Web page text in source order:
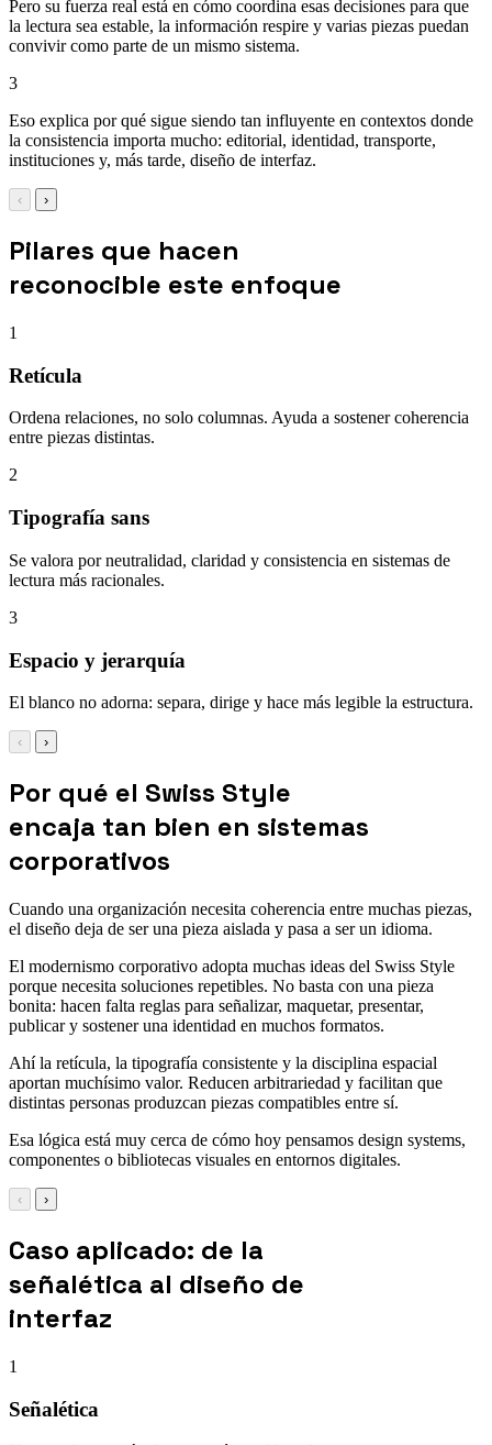
Pero su fuerza real está en cómo coordina esas decisiones para que
la lectura sea estable, la información respire y varias piezas puedan
convivir como parte de un mismo sistema.
3
Eso explica por qué sigue siendo tan influyente en contextos donde
la consistencia importa mucho: editorial, identidad, transporte,
instituciones y, más tarde, diseño de interfaz.
‹ ›
Pilares que hacen
reconocible este enfoque
1
Retícula
Ordena relaciones, no solo columnas. Ayuda a sostener coherencia
entre piezas distintas.
2
Tipografía sans
Se valora por neutralidad, claridad y consistencia en sistemas de
lectura más racionales.
3
Espacio y jerarquía
El blanco no adorna: separa, dirige y hace más legible la estructura.
‹ ›
Por qué el Swiss Style
encaja tan bien en sistemas
corporativos
Cuando una organización necesita coherencia entre muchas piezas,
el diseño deja de ser una pieza aislada y pasa a ser un idioma.
El modernismo corporativo adopta muchas ideas del Swiss Style
porque necesita soluciones repetibles. No basta con una pieza
bonita: hacen falta reglas para señalizar, maquetar, presentar,
publicar y sostener una identidad en muchos formatos.
Ahí la retícula, la tipografía consistente y la disciplina espacial
aportan muchísimo valor. Reducen arbitrariedad y facilitan que
distintas personas produzcan piezas compatibles entre sí.
Esa lógica está muy cerca de cómo hoy pensamos design systems,
componentes o bibliotecas visuales en entornos digitales.
‹ ›
Caso aplicado: de la
señalética al diseño de
interfaz
1
Señalética